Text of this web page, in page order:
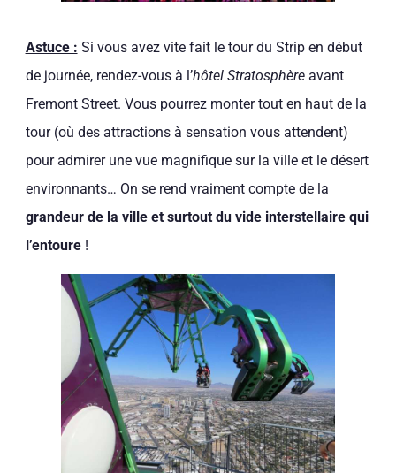
Astuce : Si vous avez vite fait le tour du Strip en début
de journée, rendez-vous à l’hôtel Stratosphèreavant
Fremont Street. Vous pourrez monter tout en haut de la
tour (où des attractions à sensation vous attendent)
pour admirer une vue magnifique sur la ville et le désert
environnants… On se rend vraiment compte de la
grandeur de la ville et surtout du vide interstellaire qui
l’entoure!